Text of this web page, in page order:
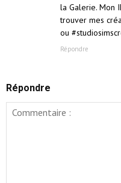
la Galerie. Mon
trouver mes
ou
Répondre
Répondre